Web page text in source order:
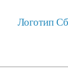
Логотип